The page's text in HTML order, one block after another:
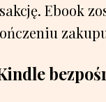
Ebook